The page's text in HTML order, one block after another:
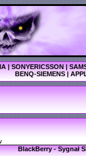
|SONYERICSSON|
BENQ-SIEMENS|
BlackBerry - Sygnał